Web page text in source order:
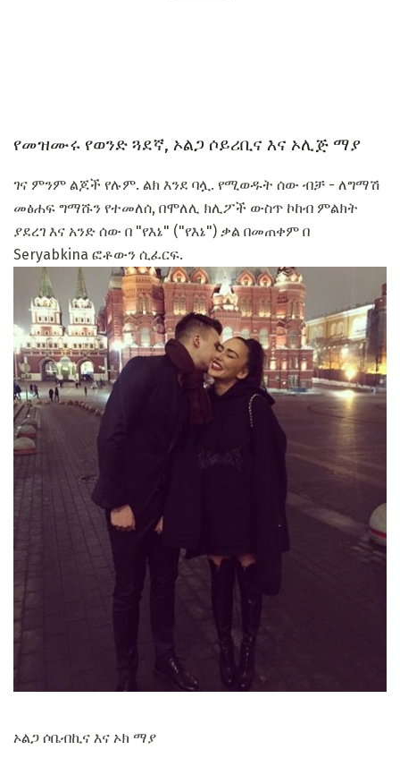
የመዝሙሩ የወንድ ጓደኛ, ኦልጋ ሶይሪቢና እና ኦሊጅ ማያ
ገና ምንም ልጆች የሉም. ልክ እንደ ባሏ. የሚወዱት ሰው ብቻ - ለግማሽ
መፅሐፍ ግማሹን የተመለሰ, በሞለሊ ክሊፖች ውስጥ ኮከብ ምልክት
ያደረገ እና አንድ ሰው በ "የእኔ" ("የእኔ") ቃል በመጠቀም በ
Seryabkina ፎቶውን ሲፈርፍ.
ኦልጋ ሶቤብኪና እና ኦክ ማያ